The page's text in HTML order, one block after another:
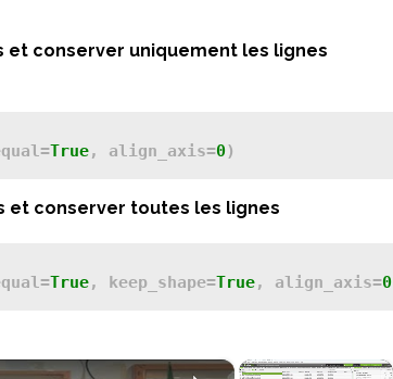
et conserver uniquement les lignes
True, align_axis=0
et conserver toutes les lignes
True, keep_shape=True, align_axis=0
×
×